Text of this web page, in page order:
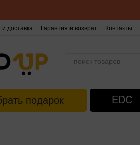
доставка Гарантия и возврат Контакты
подарок EDC